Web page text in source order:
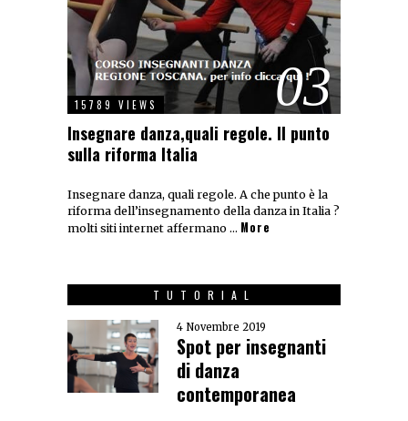
03
15789 VIEWS
Insegnare danza,quali regole. Il punto
sulla riforma Italia
Insegnare danza, quali regole. A che punto è la
riforma dell’insegnamento della danza in Italia ?
molti siti internet affermano … More
TUTORIAL
4 Novembre 2019
Spot per insegnanti
di danza
contemporanea